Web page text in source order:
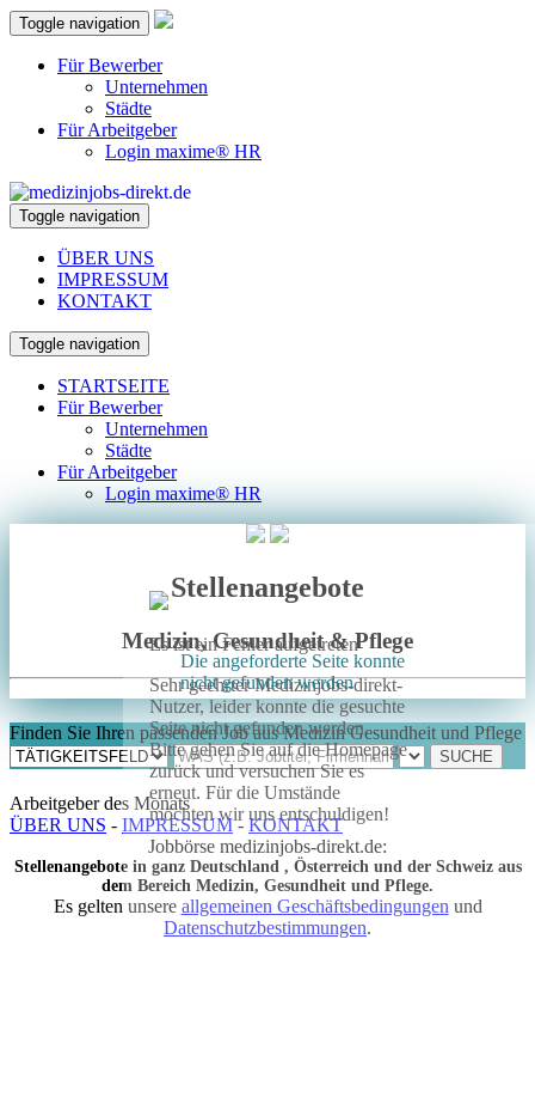
Toggle navigation
Für Bewerber
Unternehmen
Städte
Für Arbeitgeber
Login maxime® HR
Toggle navigation
ÜBER UNS
IMPRESSUM
KONTAKT
Toggle navigation
STARTSEITE
Für Bewerber
Unternehmen
Städte
Für Arbeitgeber
Login maxime® HR
Stellenangebote
Medizin, Gesundheit & Pflege
Die angeforderte Seite konnte
nicht gefunden werden
Es ist ein Fehler aufgetreten
Sehr geehrter Medizinjobs-direkt-
Nutzer, leider konnte die gesuchte
Seite nicht gefunden werden.
Bitte gehen Sie auf die Homepage
zurück und versuchen Sie es
erneut. Für die Umstände
möchten wir uns entschuldigen!
Finden Sie Ihren passenden Job aus Medizin Gesundheit und Pflege
Arbeitgeber des Monats
ÜBER UNS - IMPRESSUM- KONTAKT
Jobbörse medizinjobs-direkt.de:
Stellenangebote in ganz Deutschland , Österreich und der Schweiz aus
dem Bereich Medizin, Gesundheit und Pflege.
Es gelten unsere allgemeinen Geschäftsbedingungen und
Datenschutzbestimmungen.